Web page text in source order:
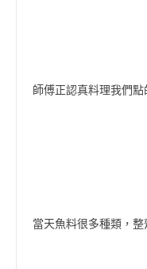
師傅正認真料理我們點
當天魚料很多種類，